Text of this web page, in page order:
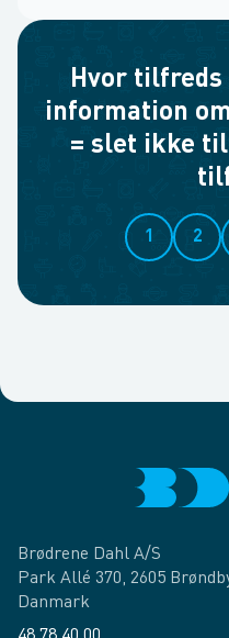
Hvor tilfreds
information
= slet ikke
1 2
Brødrene Dahl A/S
Park Allé 370, 2605
Danmark